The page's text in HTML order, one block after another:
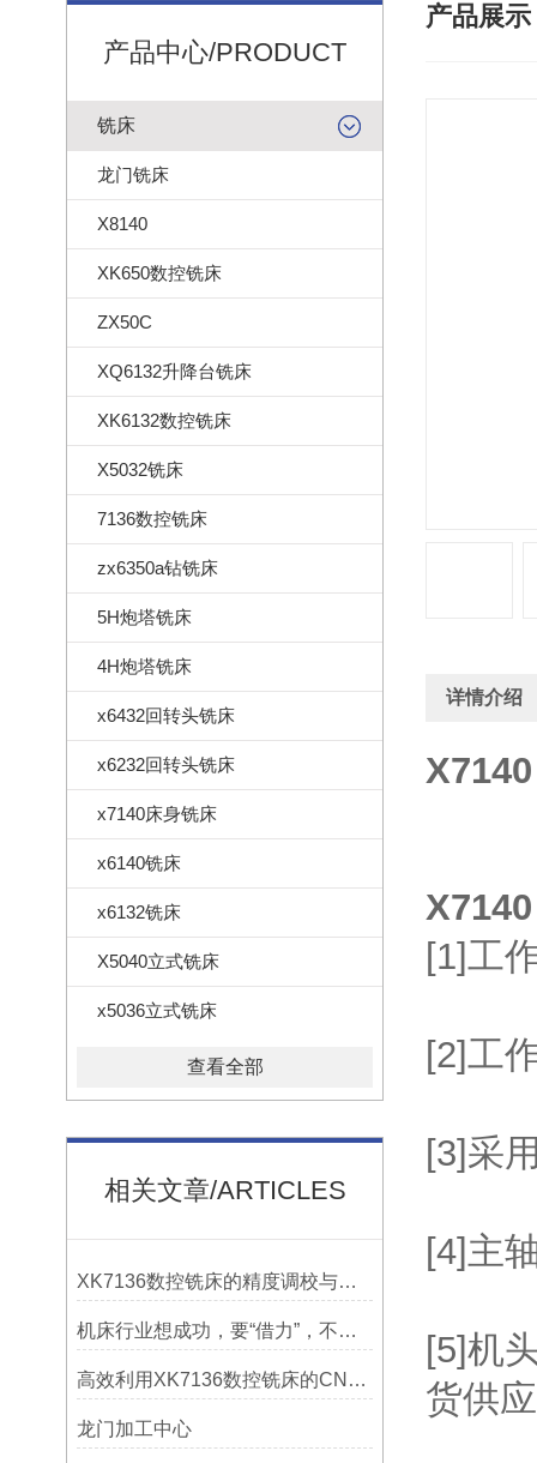
产品中心/PRODUCT
铣床
龙门铣床
X8140
XK650数控铣床
ZX50C
XQ6132升降台铣床
XK6132数控铣床
X5032铣床
7136数控铣床
zx6350a钻铣床
5H炮塔铣床
4H炮塔铣床
x6432回转头铣床
x6232回转头铣床
x7140床身铣床
x6140铣床
x6132铣床
X5040立式铣床
x5036立式铣床
查看全部
相关文章/ARTICLES
XK7136数控铣床的精度调校与性能优化
机床行业想成功，要“借力”，不要“尽力”！
高效利用XK7136数控铣床的CNC系统？
龙门加工中心
产品展示
详情介绍
[1]工
[2]工
[3]采
[4]主
[5]机
货供